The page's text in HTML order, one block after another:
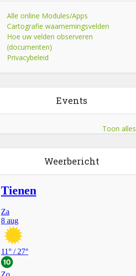
Alle online Modules/Apps
Cartografie waarnemingsvelden
Hoe uw velden observeren
(documenten)
Privacybeleid
Events
Toon alles
Weerbericht